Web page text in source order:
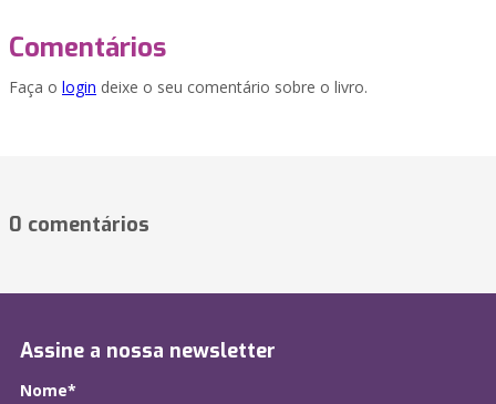
Comentários
Faça o login deixe o seu comentário sobre o livro.
0 comentários
Assine a nossa newsletter
Nome*